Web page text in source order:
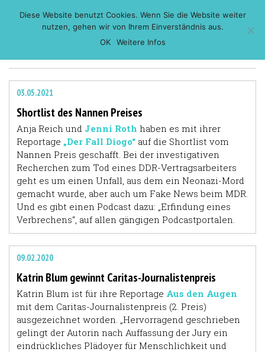
03.05.2021
Shortlist des Nannen Preises
Anja Reich und Jenni Roth haben es mit ihrer
Reportage „Der Fall Diogo“ auf die Shortlist vom
Nannen Preis geschafft. Bei der investigativen
Recherchen zum Tod eines DDR-Vertragsarbeiters
geht es um einen Unfall, aus dem ein Neonazi-Mord
gemacht wurde, aber auch um Fake News beim MDR.
Und es gibt einen Podcast dazu: „Erfindung eines
Verbrechens“, auf allen gängigen Podcastportalen.
09.02.2020
Katrin Blum gewinnt Caritas-Journalistenpreis
Katrin Blum ist für ihre Reportage Aus den Augen
mit dem Caritas-Journalistenpreis (2. Preis)
ausgezeichnet worden. „Hervorragend geschrieben
gelingt der Autorin nach Auffassung der Jury ein
eindrückliches Plädoyer für Menschlichkeit und
Diese Website benutzt Cookies. Wenn Sie die Website weiter
nutzen, gehen wir von Ihrem Einverständnis aus.
OK
Weitere Infos